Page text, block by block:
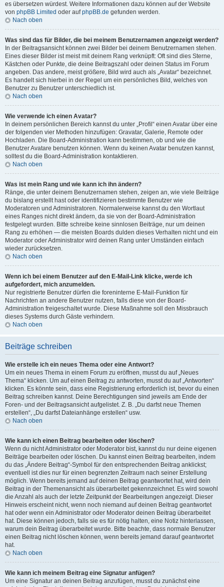
es übersetzen würdest. Weitere Informationen dazu können auf der Website
von phpBB Limited oder aufphpBB.de gefunden werden.
Nach oben
Was sind das für Bilder, die bei meinem Benutzernamen angezeigt werden?
In der Beitragsansicht können zwei Bilder bei deinem Benutzernamen stehen.
Eines dieser Bilder ist meist mit deinem Rang verknüpft: Oft sind dies Sterne,
Kästchen oder Punkte, die deine Beitragszahl oder deinen Status im Forum
angeben. Das andere, meist größere, Bild wird auch als „Avatar“ bezeichnet.
Es handelt sich hierbei in der Regel um ein persönliches Bild, welches von
Benutzer zu Benutzer unterschiedlich ist.
Nach oben
Wie verwende ich einen Avatar?
In deinem persönlichen Bereich kannst du unter „Profil“ einen Avatar über eine
der folgenden vier Methoden hinzufügen: Gravatar, Galerie, Remote oder
Hochladen. Die Board-Administration kann bestimmen, ob und wie die
Benutzer Avatare benutzen können. Wenn du keinen Avatar benutzen kannst,
solltest du die Board-Administration kontaktieren.
Nach oben
Was ist mein Rang und wie kann ich ihn ändern?
Ränge, die unter deinem Benutzernamen stehen, zeigen an, wie viele Beiträge
du bislang erstellt hast oder identifizieren bestimmte Benutzer wie
Moderatoren und Administratoren. Normalerweise kannst du den Wortlaut
eines Ranges nicht direkt ändern, da sie von der Board-Administration
festgelegt wurden. Bitte schreibe keine sinnlosen Beiträge, nur um deinen
Rang zu erhöhen — die meisten Boards dulden dieses Verhalten nicht und ein
Moderator oder Administrator wird deinen Rang unter Umständen einfach
wieder zurücksetzen.
Nach oben
Wenn ich bei einem Benutzer auf den E-Mail-Link klicke, werde ich
aufgefordert, mich anzumelden.
Nur registrierte Benutzer dürfen die foreninterne E-Mail-Funktion für
Nachrichten an andere Benutzer nutzen, falls diese von der Board-
Administration freigeschaltet wurde. Diese Maßnahme soll den Missbrauch
dieses Systems durch Gäste verhindern.
Nach oben
Beiträge schreiben
Wie erstelle ich ein neues Thema oder eine Antwort?
Um ein neues Thema in einem Forum zu eröffnen, musst du auf „Neues
Thema“ klicken. Um auf einen Beitrag zu antworten, musst du auf „Antworten“
klicken. Es könnte sein, dass eine Registrierung erforderlich ist, bevor du einen
Beitrag schreiben kannst. Deine Berechtigungen sind jeweils am Ende der
Foren- und der Beitragsansicht aufgelistet. Z. B. „Du darfst neue Themen
erstellen“, „Du darfst Dateianhänge erstellen“ usw.
Nach oben
Wie kann ich einen Beitrag bearbeiten oder löschen?
Wenn du nicht Administrator oder Moderator bist, kannst du nur deine eigenen
Beiträge bearbeiten oder löschen. Du kannst einen Beitrag bearbeiten, indem
du das „Ändere Beitrag“-Symbol für den entsprechenden Beitrag anklickst;
eventuell ist dies nur für einen begrenzten Zeitraum nach seiner Erstellung
möglich. Wenn bereits jemand auf deinen Beitrag geantwortet hat, wird dein
Beitrag in der Themenansicht als überarbeitet gekennzeichnet. Es wird sowohl
die Anzahl als auch der letzte Zeitpunkt der Bearbeitungen angezeigt. Dieser
Hinweis erscheint nicht, wenn noch niemand auf deinen Beitrag geantwortet
hat oder wenn ein Administrator oder Moderator deinen Beitrag überarbeitet
hat. Diese können jedoch, falls sie es für nötig halten, eine Notiz hinterlassen,
warum dein Beitrag überarbeitet wurde. Bitte beachte, dass normale Benutzer
einen Beitrag nicht löschen können, wenn bereits jemand darauf geantwortet
hat.
Nach oben
Wie kann ich meinem Beitrag eine Signatur anfügen?
Um eine Signatur an deinen Beitrag anzufügen, musst du zunächst eine